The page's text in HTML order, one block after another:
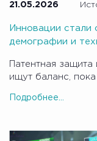
21.05.2026
Инновации стали
демографии и
Патентная
ищут баланс,
Подробнее...